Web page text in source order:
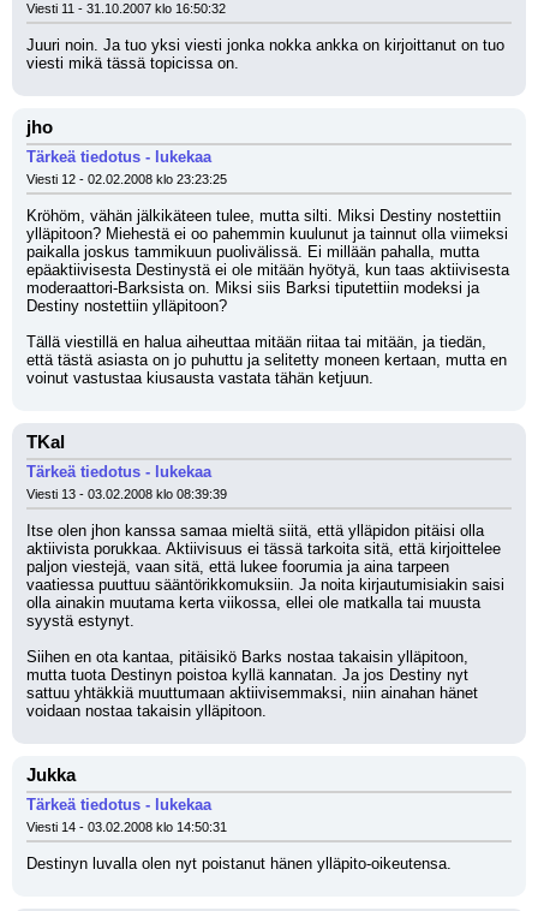
Viesti 11 - 31.10.2007 klo 16:50:32
Juuri noin. Ja tuo yksi viesti jonka nokka ankka on kirjoittanut on tuo
viesti mikä tässä topicissa on.
jho
Tärkeä tiedotus - lukekaa
Viesti 12 - 02.02.2008 klo 23:23:25
Kröhöm, vähän jälkikäteen tulee, mutta silti. Miksi Destiny nostettiin
ylläpitoon? Miehestä ei oo pahemmin kuulunut ja tainnut olla viimeksi
paikalla joskus tammikuun puolivälissä. Ei millään pahalla, mutta
epäaktiivisesta Destinystä ei ole mitään hyötyä, kun taas aktiivisesta
moderaattori-Barksista on. Miksi siis Barksi tiputettiin modeksi ja
Destiny nostettiin ylläpitoon?
Tällä viestillä en halua aiheuttaa mitään riitaa tai mitään, ja tiedän,
että tästä asiasta on jo puhuttu ja selitetty moneen kertaan, mutta en
voinut vastustaa kiusausta vastata tähän ketjuun.
TKal
Tärkeä tiedotus - lukekaa
Viesti 13 - 03.02.2008 klo 08:39:39
Itse olen jhon kanssa samaa mieltä siitä, että ylläpidon pitäisi olla
aktiivista porukkaa. Aktiivisuus ei tässä tarkoita sitä, että kirjoittelee
paljon viestejä, vaan sitä, että lukee foorumia ja aina tarpeen
vaatiessa puuttuu sääntörikkomuksiin. Ja noita kirjautumisiakin saisi
olla ainakin muutama kerta viikossa, ellei ole matkalla tai muusta
syystä estynyt.
Siihen en ota kantaa, pitäisikö Barks nostaa takaisin ylläpitoon,
mutta tuota Destinyn poistoa kyllä kannatan. Ja jos Destiny nyt
sattuu yhtäkkiä muuttumaan aktiivisemmaksi, niin ainahan hänet
voidaan nostaa takaisin ylläpitoon.
Jukka
Tärkeä tiedotus - lukekaa
Viesti 14 - 03.02.2008 klo 14:50:31
Destinyn luvalla olen nyt poistanut hänen ylläpito-oikeutensa.